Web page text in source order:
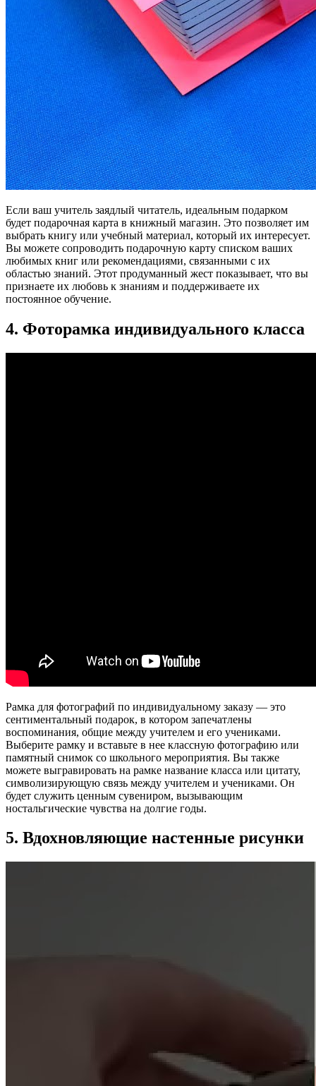
Если ваш учитель заядлый читатель, идеальным подарком
будет подарочная карта в книжный магазин. Это позволяет им
выбрать книгу или учебный материал, который их интересует.
Вы можете сопроводить подарочную карту списком ваших
любимых книг или рекомендациями, связанными с их
областью знаний. Этот продуманный жест показывает, что вы
признаете их любовь к знаниям и поддерживаете их
постоянное обучение.
4. Фоторамка индивидуального класса
Рамка для фотографий по индивидуальному заказу — это
сентиментальный подарок, в котором запечатлены
воспоминания, общие между учителем и его учениками.
Выберите рамку и вставьте в нее классную фотографию или
памятный снимок со школьного мероприятия. Вы также
можете выгравировать на рамке название класса или цитату,
символизирующую связь между учителем и учениками. Он
будет служить ценным сувениром, вызывающим
ностальгические чувства на долгие годы.
5. Вдохновляющие настенные рисунки